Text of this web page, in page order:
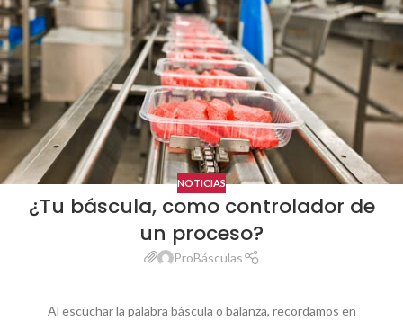
NOTICIAS
¿Tu báscula, como controlador de
un proceso?
ProBásculas
Al escuchar la palabra báscula o balanza, recordamos en